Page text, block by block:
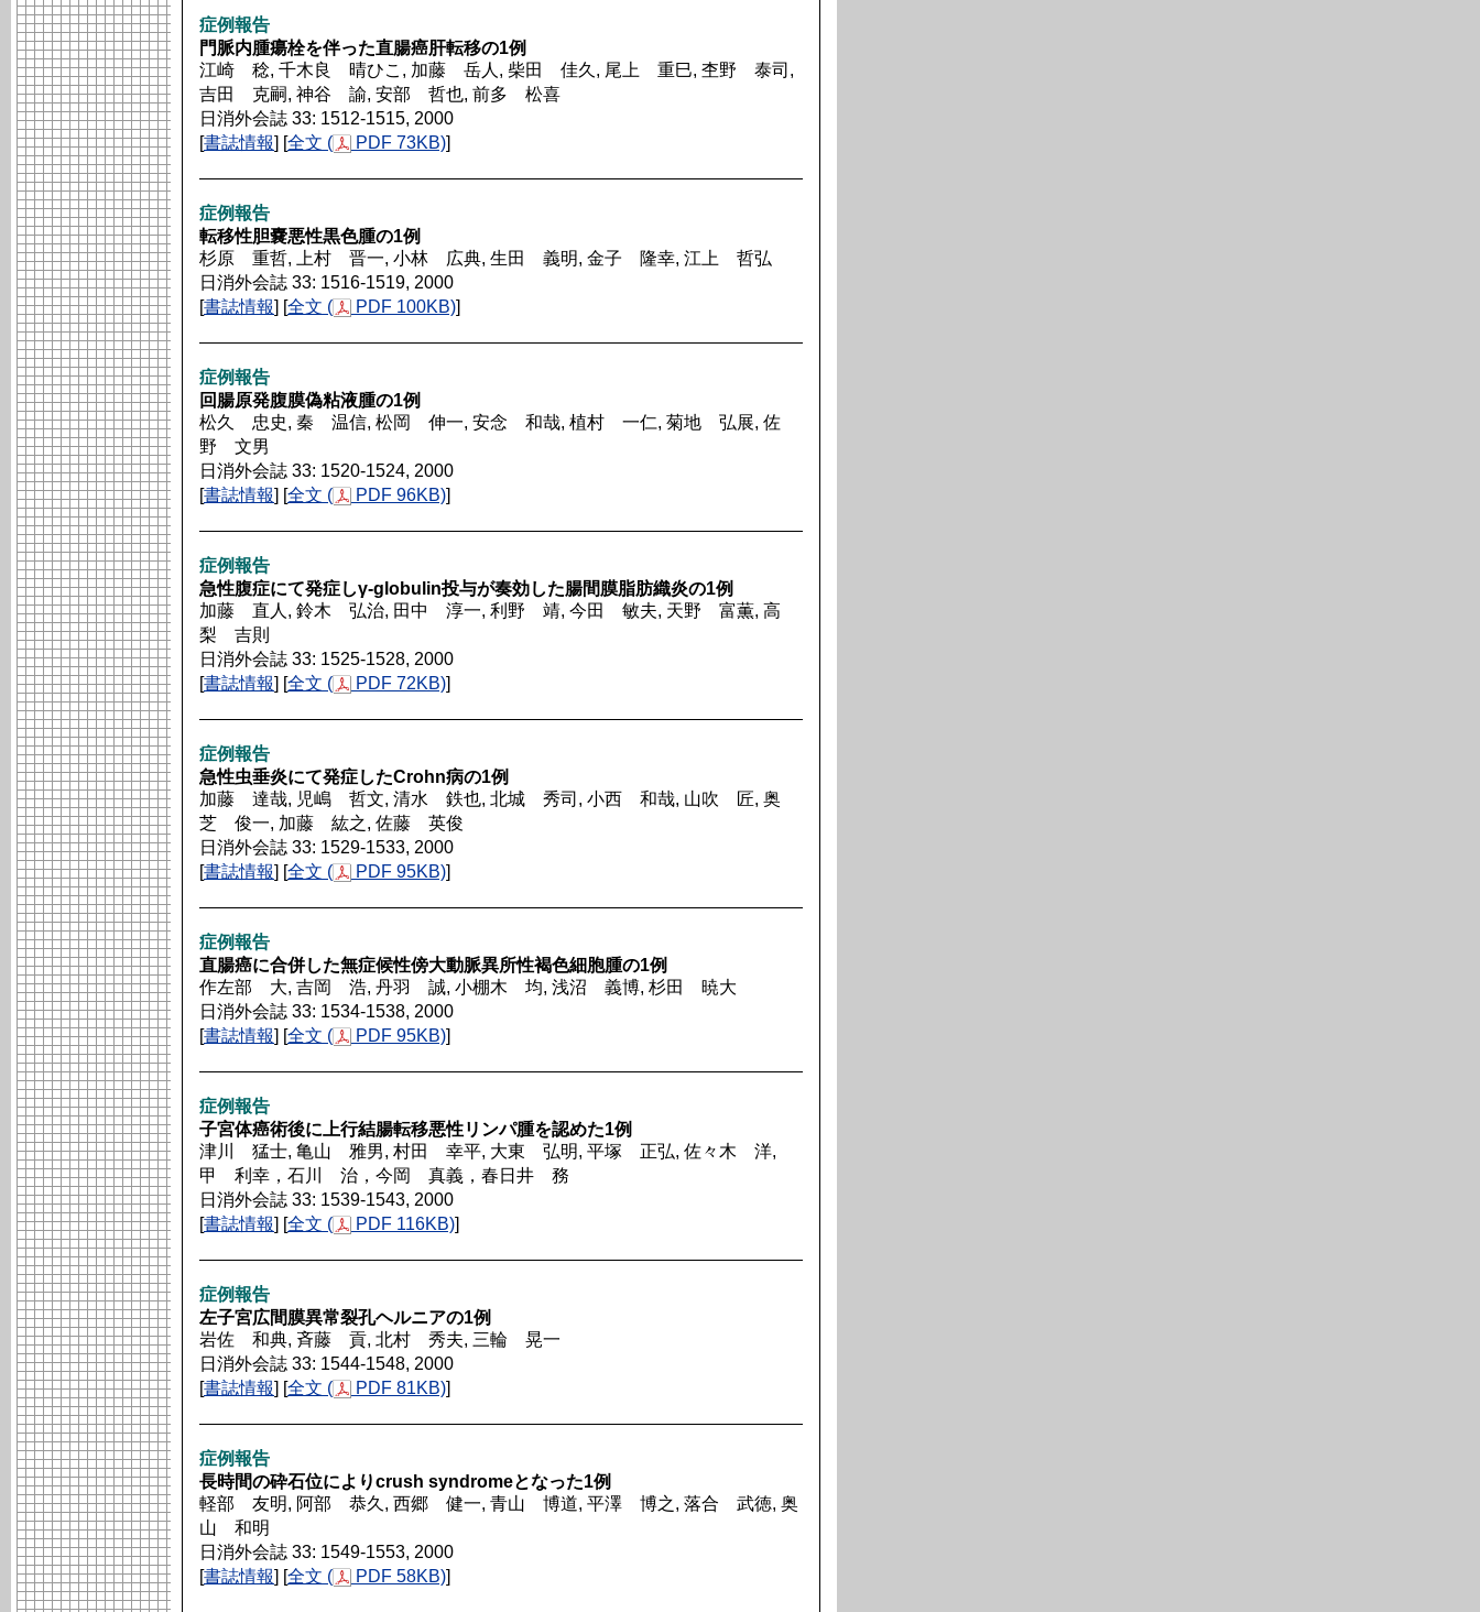
症例報告
門脈内腫瘍栓を伴った直腸癌肝転移の1例
江崎 稔, 千木良 晴ひこ, 加藤 岳人, 柴田 佳久, 尾上 重巳, 杢野 泰司,
吉田 克嗣, 神谷 諭, 安部 哲也, 前多 松喜
日消外会誌 33: 1512-1515, 2000
[書誌情報] [全文 ( PDF 73KB)]
症例報告
転移性胆嚢悪性黒色腫の1例
杉原 重哲, 上村 晋一, 小林 広典, 生田 義明, 金子 隆幸, 江上 哲弘
日消外会誌 33: 1516-1519, 2000
[書誌情報] [全文 ( PDF 100KB)]
症例報告
回腸原発腹膜偽粘液腫の1例
松久 忠史, 秦 温信, 松岡 伸一, 安念 和哉, 植村 一仁, 菊地 弘展, 佐
野 文男
日消外会誌 33: 1520-1524, 2000
[書誌情報] [全文 ( PDF 96KB)]
症例報告
急性腹症にて発症しγ-globulin投与が奏効した腸間膜脂肪織炎の1例
加藤 直人, 鈴木 弘治, 田中 淳一, 利野 靖, 今田 敏夫, 天野 富薫, 高
梨 吉則
日消外会誌 33: 1525-1528, 2000
[書誌情報] [全文 ( PDF 72KB)]
症例報告
急性虫垂炎にて発症したCrohn病の1例
加藤 達哉, 児嶋 哲文, 清水 鉄也, 北城 秀司, 小西 和哉, 山吹 匠, 奥
芝 俊一, 加藤 紘之, 佐藤 英俊
日消外会誌 33: 1529-1533, 2000
[書誌情報] [全文 ( PDF 95KB)]
症例報告
直腸癌に合併した無症候性傍大動脈異所性褐色細胞腫の1例
作左部 大, 吉岡 浩, 丹羽 誠, 小棚木 均, 浅沼 義博, 杉田 暁大
日消外会誌 33: 1534-1538, 2000
[書誌情報] [全文 ( PDF 95KB)]
症例報告
子宮体癌術後に上行結腸転移悪性リンパ腫を認めた1例
津川 猛士, 亀山 雅男, 村田 幸平, 大東 弘明, 平塚 正弘, 佐々木 洋,
甲 利幸，石川 治，今岡 真義，春日井 務
日消外会誌 33: 1539-1543, 2000
[書誌情報] [全文 ( PDF 116KB)]
症例報告
左子宮広間膜異常裂孔ヘルニアの1例
岩佐 和典, 斉藤 貢, 北村 秀夫, 三輪 晃一
日消外会誌 33: 1544-1548, 2000
[書誌情報] [全文 ( PDF 81KB)]
症例報告
長時間の砕石位によりcrush syndromeとなった1例
軽部 友明, 阿部 恭久, 西郷 健一, 青山 博道, 平澤 博之, 落合 武徳, 奥
山 和明
日消外会誌 33: 1549-1553, 2000
[書誌情報] [全文 ( PDF 58KB)]